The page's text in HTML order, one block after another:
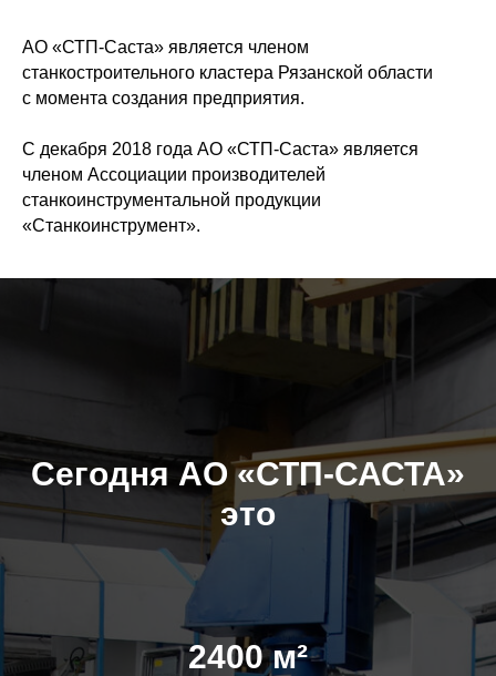
АО «СТП-Саста» является членом
станкостроительного кластера Рязанской области
с момента создания предприятия.
С декабря 2018 года АО «СТП-Саста» является
членом Ассоциации производителей
станкоинструментальной продукции
«Станкоинструмент».
Сегодня АО «СТП-САСТА»
это
2400 м²